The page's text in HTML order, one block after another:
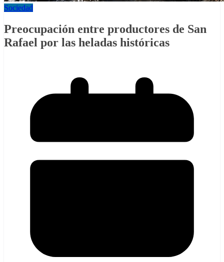
Sociedad
Preocupación entre productores de San
Rafael por las heladas históricas